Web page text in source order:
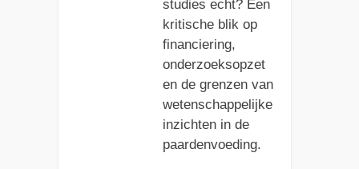
studies echt? Een
kritische blik op
financiering,
onderzoeksopzet
en de grenzen van
wetenschappelijke
inzichten in de
paardenvoeding.